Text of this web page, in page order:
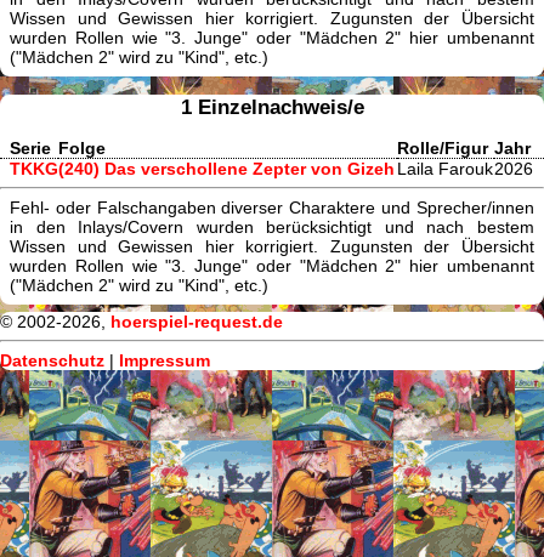
Wissen und Gewissen hier korrigiert. Zugunsten der Übersicht
wurden Rollen wie "3. Junge" oder "Mädchen 2" hier umbenannt
("Mädchen 2" wird zu "Kind", etc.)
1 Einzelnachweis/e
Serie Folge Rolle/Figur Jahr
TKKG(240) Das verschollene Zepter von Gizeh Laila Farouk2026
Fehl- oder Falschangaben diverser Charaktere und Sprecher/innen
in den Inlays/Covern wurden berücksichtigt und nach bestem
Wissen und Gewissen hier korrigiert. Zugunsten der Übersicht
wurden Rollen wie "3. Junge" oder "Mädchen 2" hier umbenannt
("Mädchen 2" wird zu "Kind", etc.)
© 2002-2026, hoerspiel-request.de
Datenschutz | Impressum